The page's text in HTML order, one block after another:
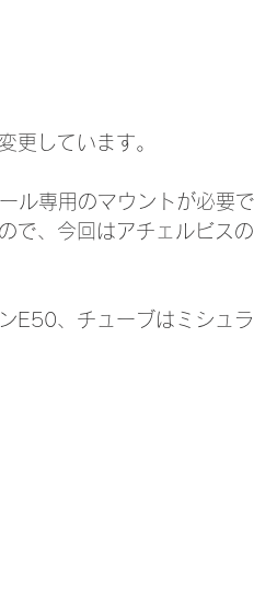
更しています。
ル専用のマウントが必要
で、今回はアチェルビス
E50、チューブはミシュ